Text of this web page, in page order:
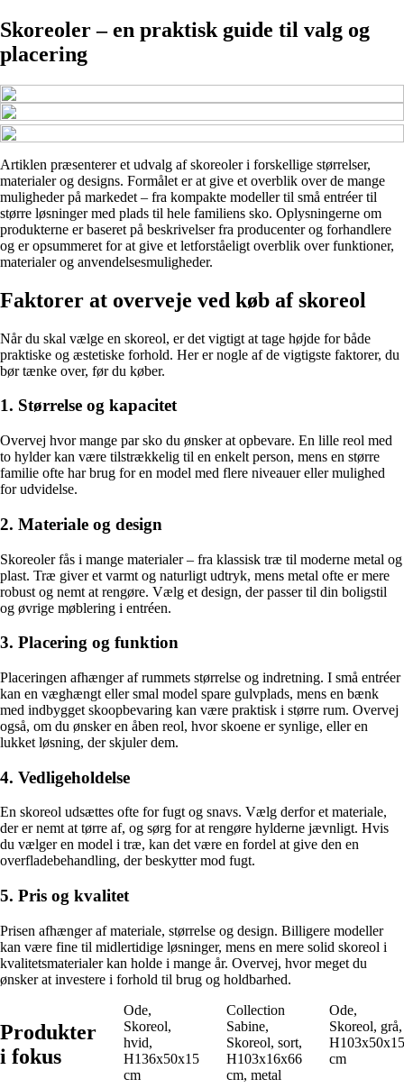
Skoreoler – en praktisk guide til valg og
placering
Artiklen præsenterer et udvalg af skoreoler i forskellige størrelser,
materialer og designs. Formålet er at give et overblik over de mange
muligheder på markedet – fra kompakte modeller til små entréer til
større løsninger med plads til hele familiens sko. Oplysningerne om
produkterne er baseret på beskrivelser fra producenter og forhandlere
og er opsummeret for at give et letforståeligt overblik over funktioner,
materialer og anvendelsesmuligheder.
Faktorer at overveje ved køb af skoreol
Når du skal vælge en skoreol, er det vigtigt at tage højde for både
praktiske og æstetiske forhold. Her er nogle af de vigtigste faktorer, du
bør tænke over, før du køber.
1. Størrelse og kapacitet
Overvej hvor mange par sko du ønsker at opbevare. En lille reol med
to hylder kan være tilstrækkelig til en enkelt person, mens en større
familie ofte har brug for en model med flere niveauer eller mulighed
for udvidelse.
2. Materiale og design
Skoreoler fås i mange materialer – fra klassisk træ til moderne metal og
plast. Træ giver et varmt og naturligt udtryk, mens metal ofte er mere
robust og nemt at rengøre. Vælg et design, der passer til din boligstil
og øvrige møblering i entréen.
3. Placering og funktion
Placeringen afhænger af rummets størrelse og indretning. I små entréer
kan en væghængt eller smal model spare gulvplads, mens en bænk
med indbygget skoopbevaring kan være praktisk i større rum. Overvej
også, om du ønsker en åben reol, hvor skoene er synlige, eller en
lukket løsning, der skjuler dem.
4. Vedligeholdelse
En skoreol udsættes ofte for fugt og snavs. Vælg derfor et materiale,
der er nemt at tørre af, og sørg for at rengøre hylderne jævnligt. Hvis
du vælger en model i træ, kan det være en fordel at give den en
overfladebehandling, der beskytter mod fugt.
5. Pris og kvalitet
Prisen afhænger af materiale, størrelse og design. Billigere modeller
kan være fine til midlertidige løsninger, mens en mere solid skoreol i
kvalitetsmaterialer kan holde i mange år. Overvej, hvor meget du
ønsker at investere i forhold til brug og holdbarhed.
Produkter
i fokus
Ode,
Skoreol,
hvid,
H136x50x15
cm
Collection
Sabine,
Skoreol, sort,
H103x16x66
cm, metal
Ode,
Skoreol, grå,
H103x50x15
cm